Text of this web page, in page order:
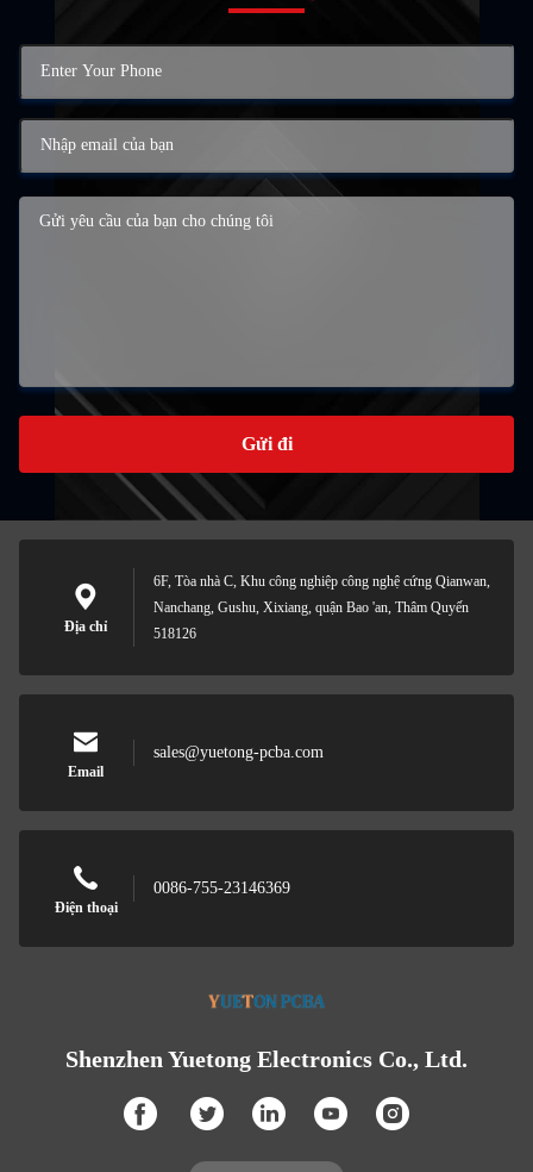
Gửi đi
Địa chỉ
6F, Tòa nhà C, Khu công nghiệp công nghệ cứng Qianwan,
Nanchang, Gushu, Xixiang, quận Bao 'an, Thâm Quyến
518126
Email
sales@yuetong-pcba.com
Điện thoại
0086-755-23146369
Shenzhen Yuetong Electronics Co., Ltd.